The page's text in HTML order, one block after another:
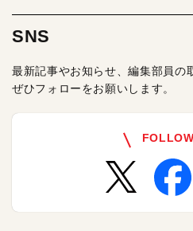
SNS
最新記事やお知らせ、編集部員の
ぜひフォローをお願いします。